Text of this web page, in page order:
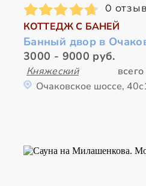
0
КОТТЕДЖ С БАНЕЙ
Банный двор в
3000 - 9000 руб.
Княжеский
Очаковское шоссе,